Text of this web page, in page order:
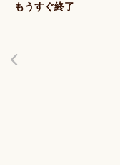
もうすぐ終了